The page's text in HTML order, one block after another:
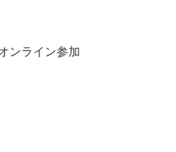
ンライン参加